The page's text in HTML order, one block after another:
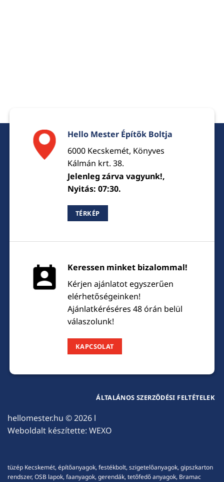
Hello Mester Építők Boltja
6000 Kecskemét, Könyves
Kálmán krt. 38.
Jelenleg zárva vagyunk!,
Nyitás: 07:30.
TÉRKÉP
Keressen minket bizalommal!
Kérjen ajánlatot egyszerűen
elérhetőségeinken!
Ajánlatkéréséres 48 órán belül
válaszolunk!
KAPCSOLAT
hellomester.hu © 2026 l
Weboldalt készítette: WEXO
ÁLTALÁNOS SZERZŐDÉSI FELTÉTELEK
tüzép Kecskemét, építőanyagok, festékbolt, szigetelőanyagok, gipszkarton
rendszer, OSB lapok, faanyagok, gerendák, tetőfedő anyagok, Bramac